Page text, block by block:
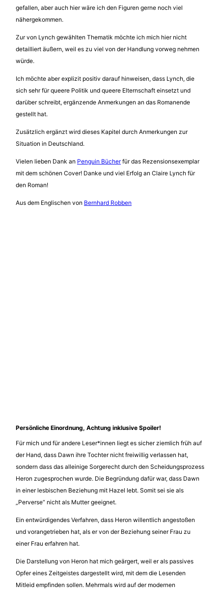
gefallen, aber auch hier wäre ich den Figuren gerne noch viel
nähergekommen.
Zur von Lynch gewählten Thematik möchte ich mich hier nicht
detailliert äußern, weil es zu viel von der Handlung vorweg nehmen
würde.
Ich möchte aber explizit positiv darauf hinweisen, dass Lynch, die
sich sehr für queere Politik und queere Elternschaft einsetzt und
darüber schreibt, ergänzende Anmerkungen an das Romanende
gestellt hat.
Zusätzlich ergänzt wird dieses Kapitel durch Anmerkungen zur
Situation in Deutschland.
Vielen lieben Dank an Penguin Bücherfür das Rezensionsexemplar
mit dem schönen Cover! Danke und viel Erfolg an Claire Lynch für
den Roman!
Aus dem Englischen von Bernhard Robben
Persönliche Einordnung, Achtung inklusive Spoiler!
Für mich und für andere Leser*innen liegt es sicher ziemlich früh auf
der Hand, dass Dawn ihre Tochter nicht freiwillig verlassen hat,
sondern dass das alleinige Sorgerecht durch den Scheidungsprozess
Heron zugesprochen wurde. Die Begründung dafür war, dass Dawn
in einer lesbischen Beziehung mit Hazel lebt. Somit sei sie als
„Perverse“ nicht als Mutter geeignet.
Ein entwürdigendes Verfahren, dass Heron willentlich angestoßen
und vorangetrieben hat, als er von der Beziehung seiner Frau zu
einer Frau erfahren hat.
Die Darstellung von Heron hat mich geärgert, weil er als passives
Opfer eines Zeitgeistes dargestellt wird, mit dem die Lesenden
Mitleid empfinden sollen. Mehrmals wird auf der modernen